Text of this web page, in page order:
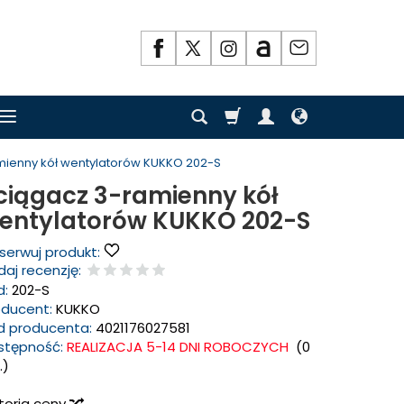
kół wentylatorów KUKKO 202-S
3-ramienny kół
KUKKO 202-S
produkt:
recenzję:
202-S
KUKKO
producenta: 4021176027581
REALIZACJA 5-14 DNI ROBOCZYCH (0